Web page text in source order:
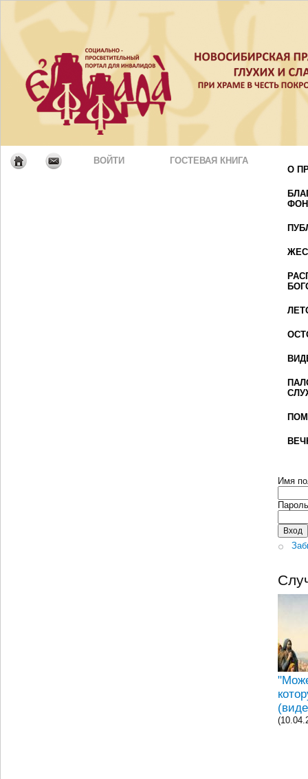
ВОЙТИ
ГОСТЕВАЯ КНИГА
О
Имя